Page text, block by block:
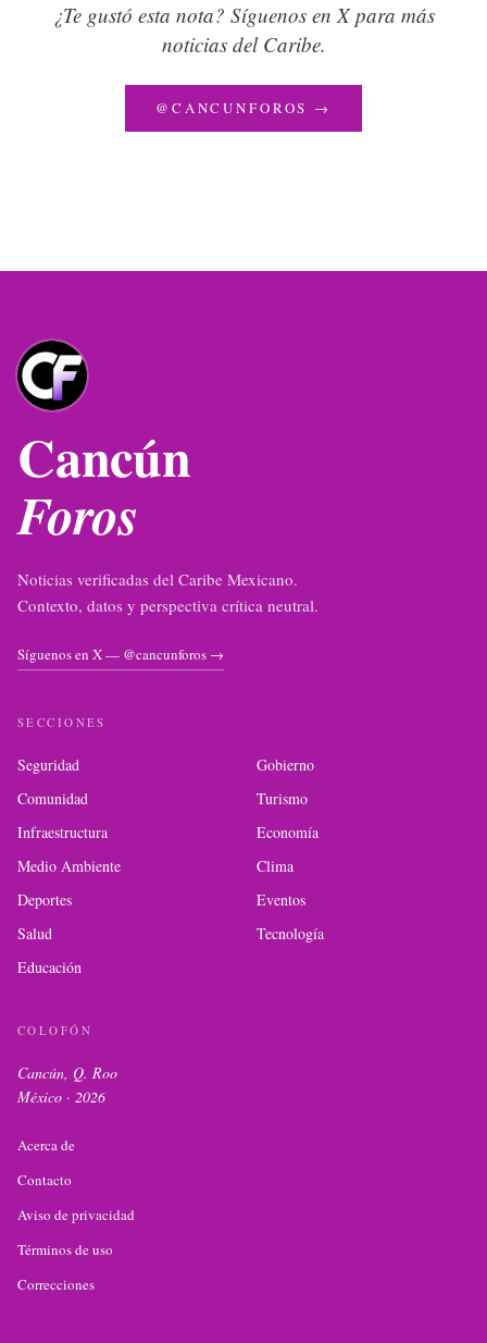
¿Te gustó esta nota? Síguenos en X para más
noticias del Caribe.
@CANCUNFOROS →
Cancún
Foros
Noticias verificadas del Caribe Mexicano.
Contexto, datos y perspectiva crítica neutral.
Síguenos en X — @cancunforos →
SECCIONES
Seguridad
Gobierno
Comunidad
Turismo
Infraestructura
Economía
Medio Ambiente
Clima
Deportes
Eventos
Salud
Tecnología
Educación
COLOFÓN
Cancún, Q. Roo
México · 2026
Acerca de
Contacto
Aviso de privacidad
Términos de uso
Correcciones